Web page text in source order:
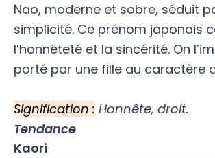
Nao, moderne et sobre, séduit
simplicité. Ce prénom japonais
l’honnêteté et la sincérité. On
porté par une fille au caractère
Signification : Honnête, droit.
Tendance
Kaori